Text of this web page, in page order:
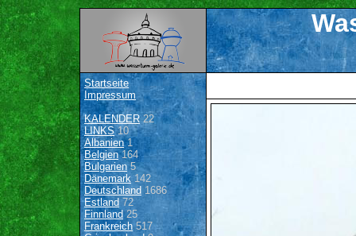
Startseite
Impressum
KALENDER22
LINKS10
Albanien1
Belgien164
Bulgarien 5
Dänemark142
Deutschland 1686
Estland 72
Finnland 25
Frankreich517